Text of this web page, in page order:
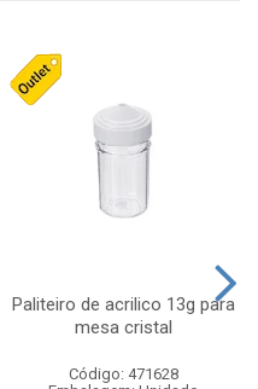
Paliteiro de acrilico 13g para
mesa cristal
Código: 471628